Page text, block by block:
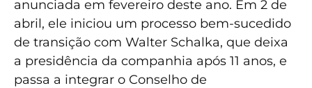
anunciada em fevereiro deste ano. Em 2 de
abril, ele iniciou um processo bem-sucedido
de transição com Walter Schalka, que deixa
a presidência da companhia após 11 anos, e
passa a integrar o Conselho de